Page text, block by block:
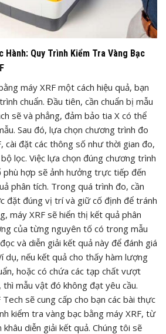
Hành: Quy Trình Kiểm Tra Vàng Bạc
máy XRF một cách hiệu quả, bạn
chuẩn. Đầu tiên, cần chuẩn bị mẫu
sẽ và phẳng, đảm bảo tia X có thể
Sau đó, lựa chọn chương trình đo
cài đặt các thông số như thời gian đo,
lọc. Việc lựa chọn đúng chương trình
hợp sẽ ảnh hưởng trực tiếp đến
phân tích. Trong quá trình đo, cần
đặt đúng vị trí và giữ cố định để tránh
máy XRF sẽ hiển thị kết quả phân
của từng nguyên tố có trong mẫu
và diễn giải kết quả này để đánh giá
dụ, nếu kết quả cho thấy hàm lượng
hoặc có chứa các tạp chất vượt
thì mẫu vật đó không đạt yêu cầu.
sẽ cung cấp cho bạn các bài thực
kiểm tra vàng bạc bằng máy XRF, từ
khâu diễn giải kết quả. Chúng tôi sẽ